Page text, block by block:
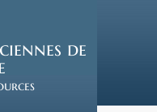
de